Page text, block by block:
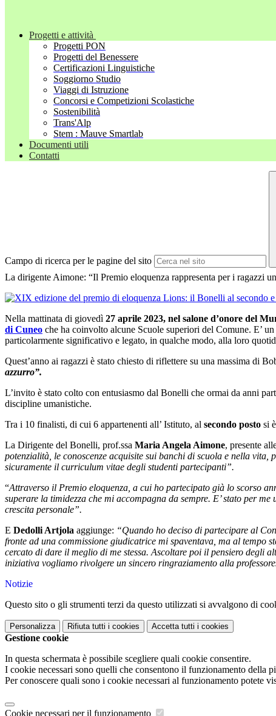
Progetti e attività
Progetti PON
Progetti del Benessere
Certificazioni Linguistiche
Soggiorno Studio
Viaggi di Istruzione
Concorsi e Competizioni Scolastiche
Sostenibilità
Trans'Alp
Stem : Mauve Smartlab
Documenti utili
Contatti
Campo di ricerca per le pagine del sito
La dirigente Aimone: “Il Premio eloquenza rappresenta per i ragazzi
Nella mattinata di giovedì 27 aprile 2023, nel salone d’onore del
di Cuneo che ha coinvolto alcune Scuole superiori del Comune. E’
particolarmente significativo e legato, in qualche modo, alla loro
Quest’anno ai ragazzi è stato chiesto di riflettere su una massima di
azzurro”.
L’invito è stato colto con entusiasmo dal Bonelli che ormai da anni
discipline umanistiche.
Tra i 10 finalisti, di cui 6 appartenenti all’ Istituto, al secondo posto si
La Dirigente del Bonelli, prof.ssa Maria Angela Aimone, presente
potenzialità, le conoscenze acquisite sui banchi di scuola e nella
sicuramente il curriculum vitae degli studenti partecipanti”.
“Attraverso il Premio eloquenza, a cui ho partecipato già lo scorso
superare la timidezza che mi accompagna da sempre. E’ stato per
crescita personale”.
E Dedolli Artjola aggiunge: “Quando ho deciso di partecipare al
fronte ad una commissione giudicatrice mi spaventava, ma al tempo
cercato di dare il meglio di me stessa. Ascoltare poi il pensiero degli
iniziativa vogliamo rivolgere un sincero ringraziamento alla
Notizie
Questo sito o gli strumenti terzi da questo utilizzati si avvalgono di
Personalizza Rifiuta tutti i cookies Accetta tutti i cookies
Gestione cookie
In questa schermata è possibile scegliere quali cookie consentire.
I cookie necessari sono quelli che consentono il funzionamento della
Per conoscere quali sono i cookie necessari al funzionamento potete
Cookie necessari per il funzionamento